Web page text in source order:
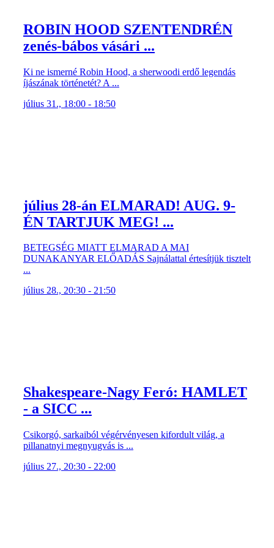
ROBIN HOOD SZENTENDRÉN
zenés-bábos vásári ...
Ki ne ismerné Robin Hood, a sherwoodi erdő legendás
íjászának történetét? A ...
július 31., 18:00 - 18:50
július 28-án ELMARAD! AUG. 9-
ÉN TARTJUK MEG! ...
BETEGSÉG MIATT ELMARAD A MAI
DUNAKANYAR ELŐADÁS Sajnálattal értesítjük tisztelt
...
július 28., 20:30 - 21:50
Shakespeare-Nagy Feró: HAMLET
- a SICC ...
Csikorgó, sarkaiból végérvényesen kifordult világ, a
pillanatnyi megnyugvás is ...
július 27., 20:30 - 22:00